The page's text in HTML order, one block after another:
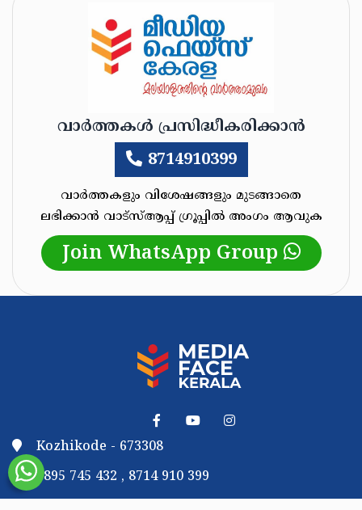
വാർത്തകൾ പ്രസിദ്ധീകരിക്കാൻ
8714910399
വാർത്തകളും വിശേഷങ്ങളും മുടങ്ങാതെ
ലഭിക്കാൻ വാട്സ്‌ആപ്പ്‌ ഗ്രൂപ്പിൽ അംഗം ആവുക
Join WhatsApp Group
Kozhikode - 673308
9895 745 432 , 8714 910 399